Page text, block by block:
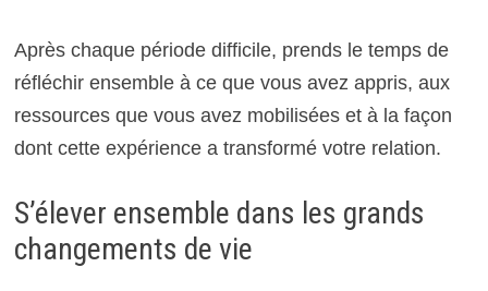
Après chaque période difficile, prends le temps de
réfléchir ensemble à ce que vous avez appris, aux
ressources que vous avez mobilisées et à la façon
dont cette expérience a transformé votre relation.
S’élever ensemble dans les grands
changements de vie